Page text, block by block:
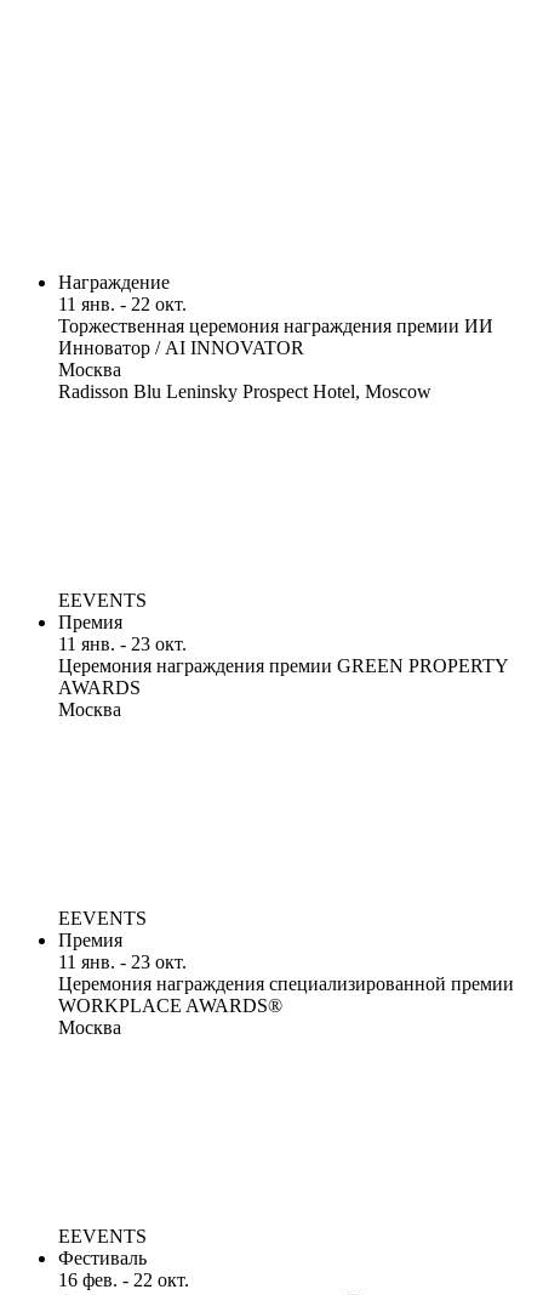
Награждение
11 янв. - 22 окт.
Торжественная церемония награждения премии ИИ
Инноватор / AI INNOVATOR
Москва
Radisson Blu Leninsky Prospect Hotel, Moscow
EEVENTS
Премия
11 янв. - 23 окт.
Церемония награждения премии GREEN PROPERTY
AWARDS
Москва
EEVENTS
Премия
11 янв. - 23 окт.
Церемония награждения специализированной премии
WORKPLACE AWARDS®
Москва
EEVENTS
Фестиваль
16 фев. - 22 окт.